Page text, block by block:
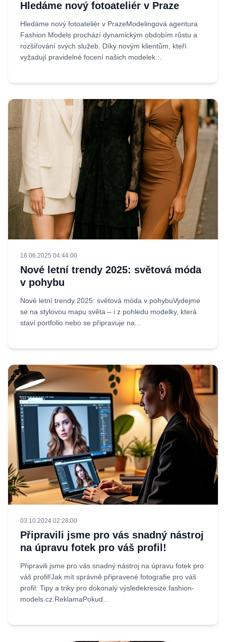
Hledáme nový fotoateliér v Praze
Hledáme nový fotoateliér v PrazeModelingová agentura
Fashion Models prochází dynamickým obdobím růstu a
rozšiřování svých služeb. Díky novým klientům, kteří
vyžadují pravidelné focení našich modelek...
16.06.2025 04:44:00
Nové letní trendy 2025: světová móda
v pohybu
Nové letní trendy 2025: světová móda v pohybuVydejme
se na stylovou mapu světa – i z pohledu modelky, která
staví portfolio nebo se připravuje na...
03.10.2024 02:28:00
Připravili jsme pro vás snadný nástroj
na úpravu fotek pro váš profil!
Připravili jsme pro vás snadný nástroj na úpravu fotek pro
váš profil!Jak mít správně připravené fotografie pro váš
profil: Tipy a triky pro dokonalý výsledekresize.fashion-
models.cz.ReklamaPokud...